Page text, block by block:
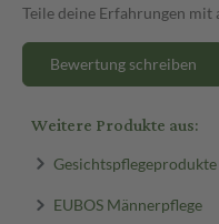
Teile deine Erfahrungen mit
Bewertung schreiben
Weitere Produkte aus:
Gesichtspflegeprodukte
EUBOS Männerpflege